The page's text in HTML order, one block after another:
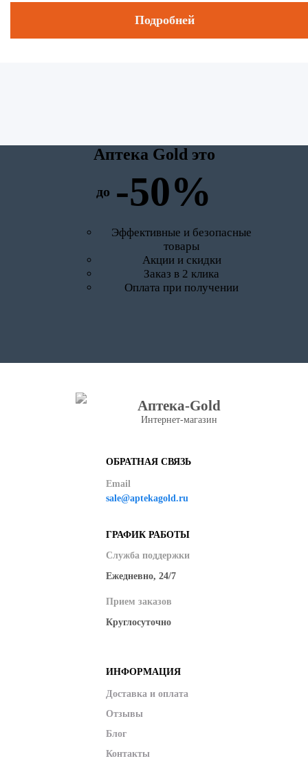
Подробней
Аптека Gold это
до -50%
Эффективные и безопасные
товары
Акции и скидки
Заказ в 2 клика
Оплата при получении
Аптека-Gold
Интернет-магазин
ОБРАТНАЯ СВЯЗЬ
Email
sale@aptekagold.ru
ГРАФИК РАБОТЫ
Служба поддержки
Ежедневно, 24/7
Прием заказов
Круглосуточно
ИНФОРМАЦИЯ
Доставка и оплата
Отзывы
Блог
Контакты